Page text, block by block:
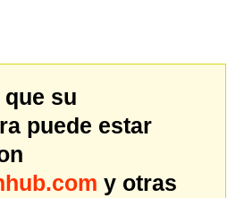
su
puede estar
y otras